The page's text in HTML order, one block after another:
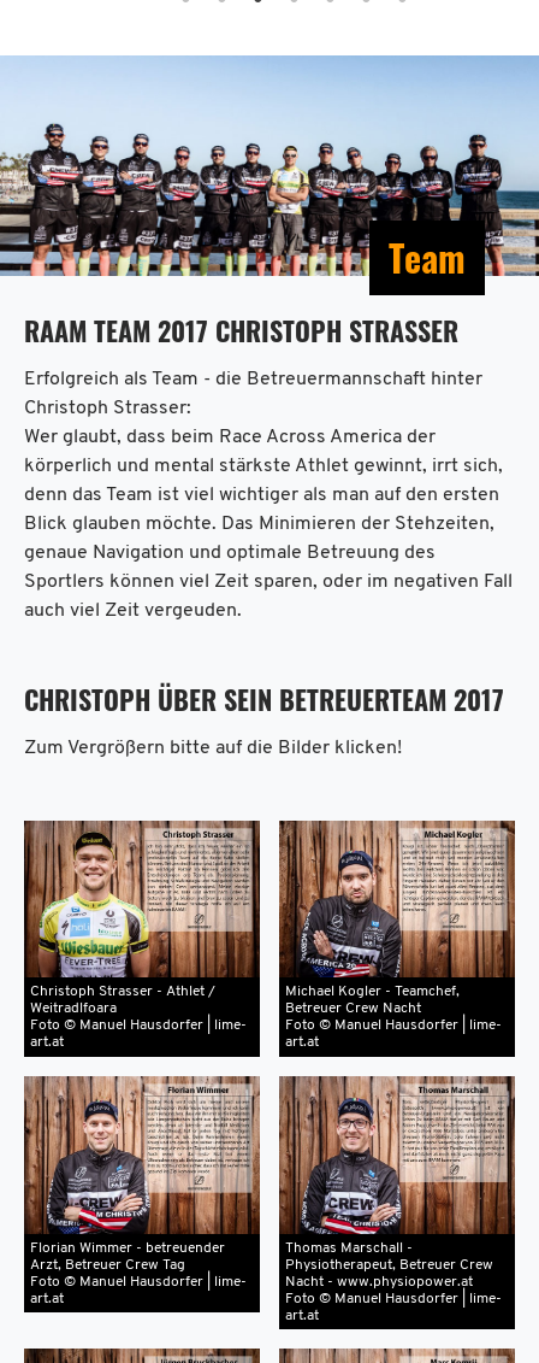
Team
RAAM TEAM 2017 CHRISTOPH STRASSER
Erfolgreich als Team - die Betreuermannschaft hinter
Christoph Strasser:
Wer glaubt, dass beim Race Across America der
körperlich und mental stärkste Athlet gewinnt, irrt sich,
denn das Team ist viel wichtiger als man auf den ersten
Blick glauben möchte. Das Minimieren der Stehzeiten,
genaue Navigation und optimale Betreuung des
Sportlers können viel Zeit sparen, oder im negativen Fall
auch viel Zeit vergeuden.
CHRISTOPH ÜBER SEIN BETREUERTEAM 2017
Zum Vergrößern bitte auf die Bilder klicken!
Christoph Strasser - Athlet /
Weitradlfoara
Foto © Manuel Hausdorfer | lime-
art.at
Michael Kogler - Teamchef,
Betreuer Crew Nacht
Foto © Manuel Hausdorfer | lime-
art.at
Florian Wimmer - betreuender
Arzt, Betreuer Crew Tag
Foto © Manuel Hausdorfer | lime-
art.at
Thomas Marschall -
Physiotherapeut, Betreuer Crew
Nacht - www.physiopower.at
Foto © Manuel Hausdorfer | lime-
art.at